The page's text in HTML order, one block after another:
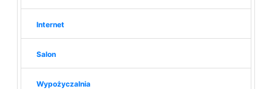
Internet
Salon
Wypożyczalnia